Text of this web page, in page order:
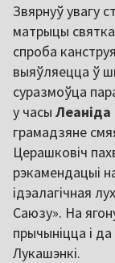
Звярнуў увагу
матрыцы
спроба
выяўляецца ў
суразмоўца
у часы
грамадзяне
Церашковіч
рэкамендацыі
ідэалагічная
Саюзу». На
прычыніцца і
Лукашэнкі.